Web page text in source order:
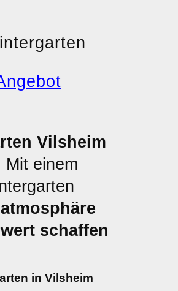
Vilsheim
Mit einem
schaffen
in Vilsheim